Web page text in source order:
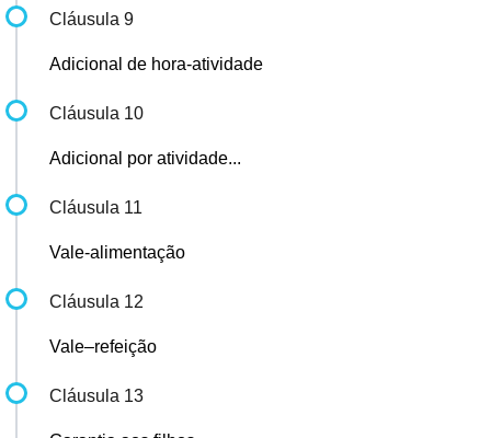
Cláusula 9
Adicional de hora-atividade
Cláusula 10
Adicional por atividade...
Cláusula 11
Vale-alimentação
Cláusula 12
Vale–refeição
Cláusula 13